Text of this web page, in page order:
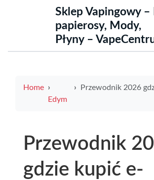
Sklep Vapingowy –
papierosy, Mody,
Płyny –
Home
Edym
Przewodnik 2026 gdzie kupić e-zigaretten i e papierosy elblag,
Przewodnik
gdzie kupić e-